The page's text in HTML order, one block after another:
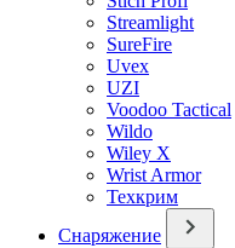
Streamlight
SureFire
Uvex
UZI
Voodoo Tactical
Wildo
Wiley X
Wrist Armor
Техкрим
Снаряжение